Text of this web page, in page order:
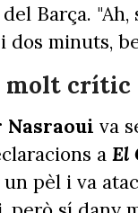
Barça.
dos minuts,
molt crític
va
a El
pèl i va